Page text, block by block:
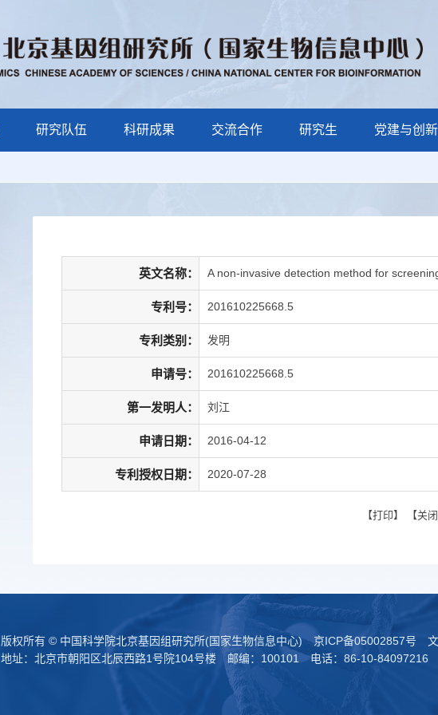
研究队伍 科研成果 交流合作 研究生 党建与创
英文名称： A non-invasive detection method for
专利号： 201610225668.5
专利类别： 发明
申请号： 201610225668.5
第一发明人： 刘江
申请日期： 2016-04-12
专利授权日期： 2020-07-28
【打印】 【关闭
版权所有 © 中国科学院北京基因组研究所(国家生物信息中心)京ICP备05002857号
地址：北京市朝阳区北辰西路1号院104号楼 邮编：100101 电话：86-10-84097216